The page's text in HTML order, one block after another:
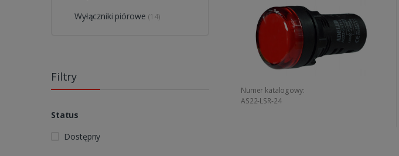
Wyłączniki piórowe (14)
Filtry
Status
Dostępny
Numer katalogowy:
AS22-LSR-24